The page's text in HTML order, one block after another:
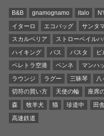
B&B gnamognamo italo
イターロ
エコバッグ サンタ
スカルペリア
ストローベイルハ
ハイキング
バス パスタ ビ
ペレトラ空港
ペンネ マンハ
ラウンジ
ラグー 三昧琴 八
切符の買い方
天使の輪 座席
森
牧羊犬 猫 珍道中 田
高速鉄道